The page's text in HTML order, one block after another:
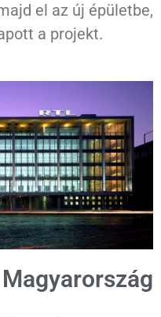
el az új épületbe,
a projekt.